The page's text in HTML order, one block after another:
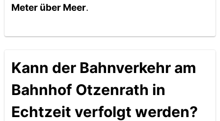
Meter über Meer.
Kann der Bahnverkehr am
Bahnhof Otzenrath in
Echtzeit verfolgt werden?